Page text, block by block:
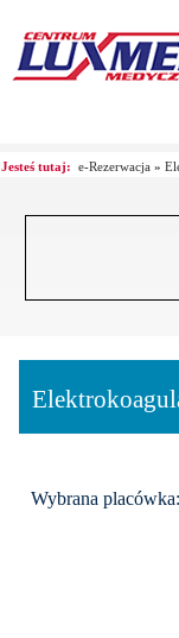
Jesteś tutaj: e-Rezerwacja »
Wybrana placówka: